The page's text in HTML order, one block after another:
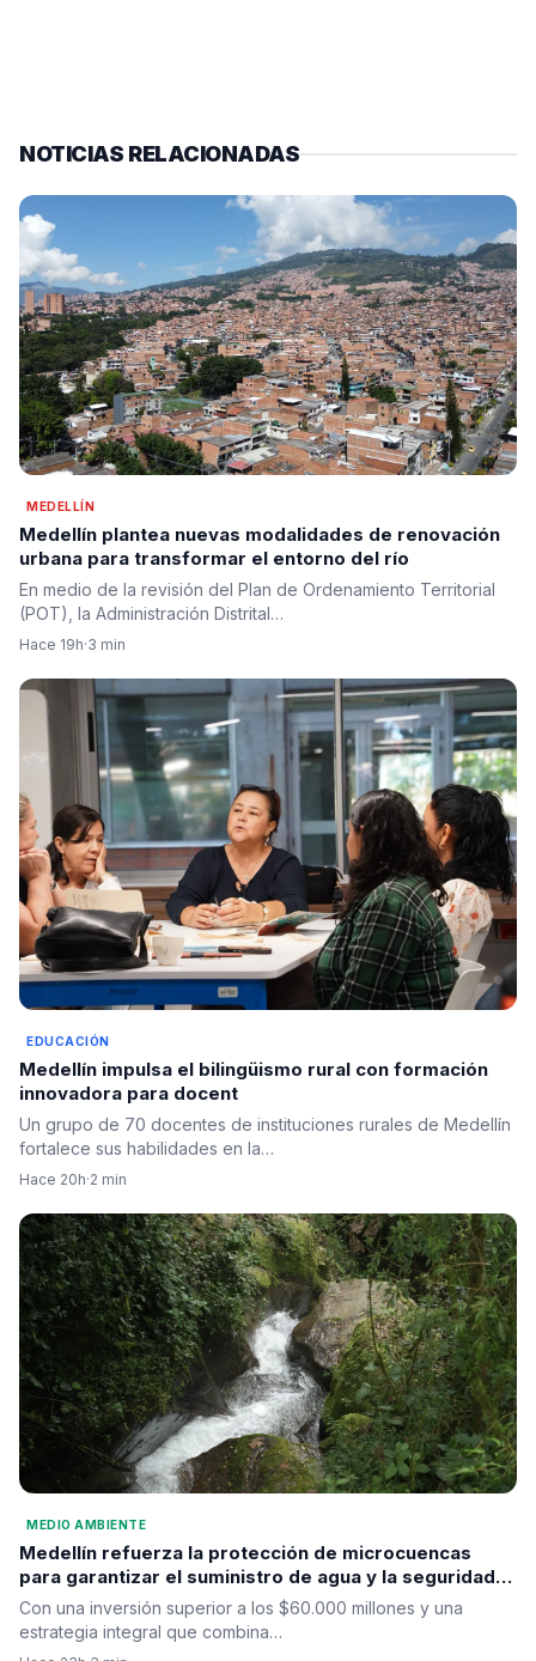
NOTICIAS RELACIONADAS
MEDELLÍN
Medellín plantea nuevas modalidades de renovación
urbana para transformar el entorno del río
En medio de la revisión del Plan de Ordenamiento Territorial
(POT), la Administración Distrital…
Hace 19h·3 min
EDUCACIÓN
Medellín impulsa el bilingüismo rural con formación
innovadora para docent
Un grupo de 70 docentes de instituciones rurales de Medellín
fortalece sus habilidades en la…
Hace 20h·2 min
MEDIO AMBIENTE
Medellín refuerza la protección de microcuencas
para garantizar el suministro de agua y la seguridad
hídrica
Con una inversión superior a los $60.000 millones y una
estrategia integral que combina…